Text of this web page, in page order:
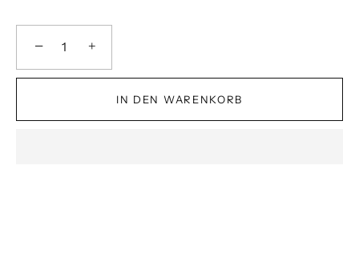
− +
IN DEN WARENKORB